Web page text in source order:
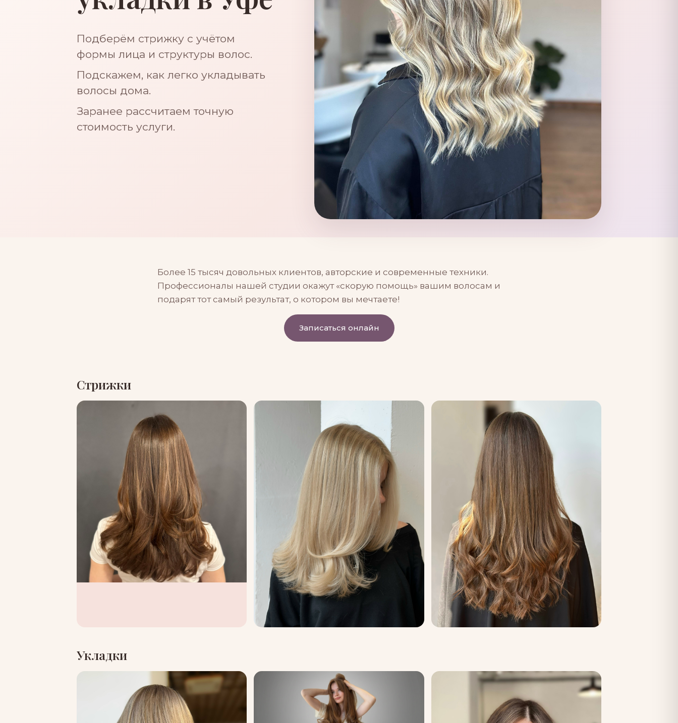
Подберём стрижку с учётом
формы лица и структуры волос.
Подскажем, как легко укладывать
волосы дома.
Заранее рассчитаем точную
стоимость услуги.
Более 15 тысяч довольных клиентов, авторские и современные техники.
Профессионалы нашей студии окажут «скорую помощь» вашим волосам и
подарят тот самый результат, о котором вы мечтаете!
Записаться онлайн
Стрижки
Укладки